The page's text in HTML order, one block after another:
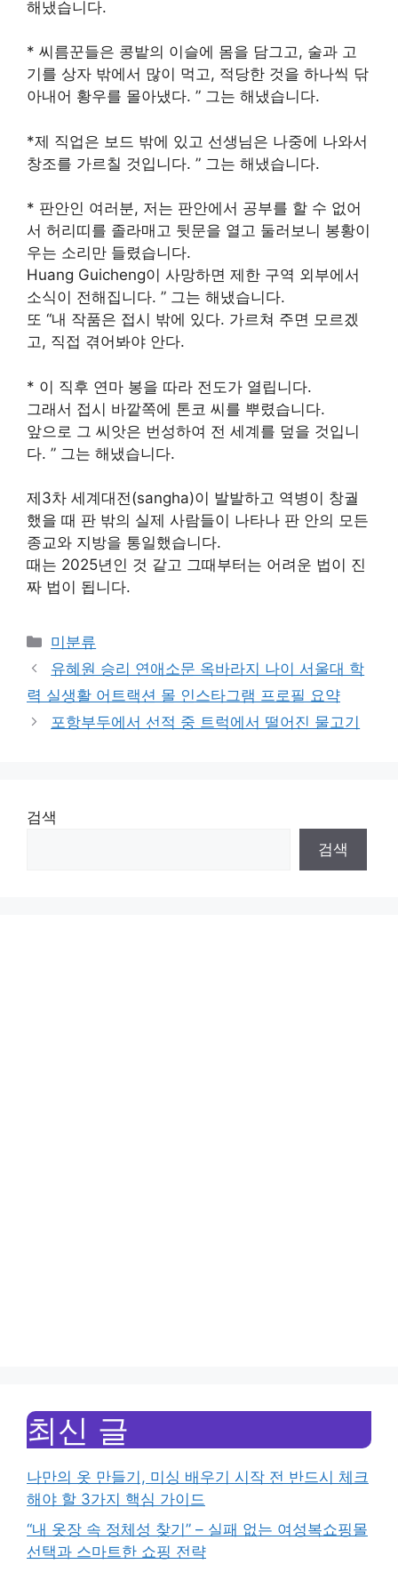
해냈습니다.
* 씨름꾼들은 콩밭의 이슬에 몸을 담그고, 술과 고
기를 상자 밖에서 많이 먹고, 적당한 것을 하나씩 닦
아내어 황우를 몰아냈다. ” 그는 해냈습니다.
*제 직업은 보드 밖에 있고 선생님은 나중에 나와서
창조를 가르칠 것입니다. ” 그는 해냈습니다.
* 판안인 여러분, 저는 판안에서 공부를 할 수 없어
서 허리띠를 졸라매고 뒷문을 열고 둘러보니 봉황이
우는 소리만 들렸습니다.
Huang Guicheng이 사망하면 제한 구역 외부에서
소식이 전해집니다. ” 그는 해냈습니다.
또 “내 작품은 접시 밖에 있다. 가르쳐 주면 모르겠
고, 직접 겪어봐야 안다.
* 이 직후 연마 봉을 따라 전도가 열립니다.
그래서 접시 바깥쪽에 톤코 씨를 뿌렸습니다.
앞으로 그 씨앗은 번성하여 전 세계를 덮을 것입니
다. ” 그는 해냈습니다.
제3차 세계대전(sangha)이 발발하고 역병이 창궐
했을 때 판 밖의 실제 사람들이 나타나 판 안의 모든
종교와 지방을 통일했습니다.
때는 2025년인 것 같고 그때부터는 어려운 법이 진
짜 법이 됩니다.
Categories
미분류
유혜원 승리 연애소문 옥바라지 나이 서울대 학
력 실생활 어트랙션 몰 인스타그램 프로필 요약
포항부두에서 선적 중 트럭에서 떨어진 물고기
검색
검색
최신 글
나만의 옷 만들기, 미싱 배우기 시작 전 반드시 체크
해야 할 3가지 핵심 가이드
“내 옷장 속 정체성 찾기” – 실패 없는 여성복쇼핑몰
선택과 스마트한 쇼핑 전략